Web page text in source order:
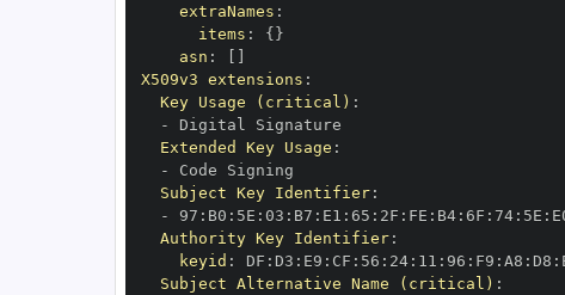
extraNames :
items : { }
asn :
X509v3 extensions :
Key Usage (critical) :
-
Extended Key Usage :
-
Subject Key Identifier:
-
97 : B0 : 5E : 03 : B7 : E1 : 65 : 2F : FE : B4: 6F : 74: 5E :
Authority Key Identifier:
keyid : DF : D3 : E9 : CF : 56 : 24: 11 : 96 : F9 : A8 : D8 :
Subject Alternative Name (critical) :